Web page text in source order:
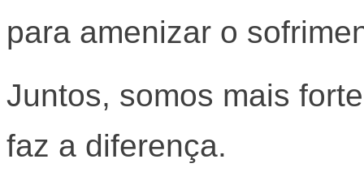
para amenizar o
Juntos, somos mais
faz a diferença.